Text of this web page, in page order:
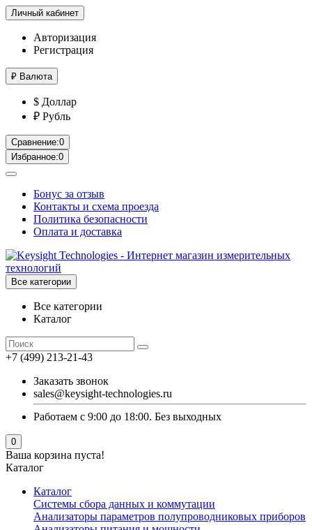
Личный кабинет
Авторизация
Регистрация
₽ Валюта
$ Доллар
₽ Рубль
Сравнение:0
Избранное:0
Бонус за отзыв
Контакты и схема проезда
Политика безопасности
Оплата и доставка
Все категории
Все категории
Каталог
+7 (499) 213-21-43
Заказать звонок
sales@keysight-technologies.ru
Работаем с 9:00 до 18:00. Без выходных
0
Ваша корзина пуста!
Каталог
Каталог
Cистемы сбора данных и коммутации
Анализаторы параметров полупроводниковых приборов